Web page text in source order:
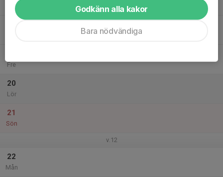
Ons
Fre
20
Lör
21
Sön
v.12
22
Mån
Godkänn alla kakor
Bara nödvändiga